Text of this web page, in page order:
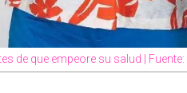
de que empeore su salud |